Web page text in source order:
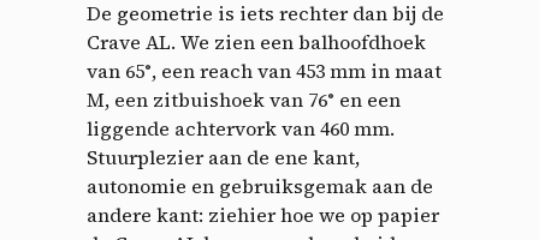
De geometrie is iets rechter dan bij de
Crave AL. We zien een balhoofdhoek
van 65°, een reach van 453 mm in maat
M, een zitbuishoek van 76° en een
liggende achtervork van 460 mm.
Stuurplezier aan de ene kant,
autonomie en gebruiksgemak aan de
andere kant: ziehier hoe we op papier
Cookies management
panel
By allowing these third party services, you accept their
cookies and the use of tracking technologies necessary for
their proper functioning.